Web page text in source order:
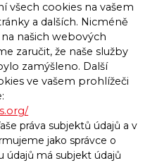
všech cookies na vašem
a dalších. Nicméně
našich webových
zaručit, že naše služby
zamýšleno. Další
ve vašem prohlížeči
práva subjektů údajů a v
jako správce o
údajů má subjekt údajů